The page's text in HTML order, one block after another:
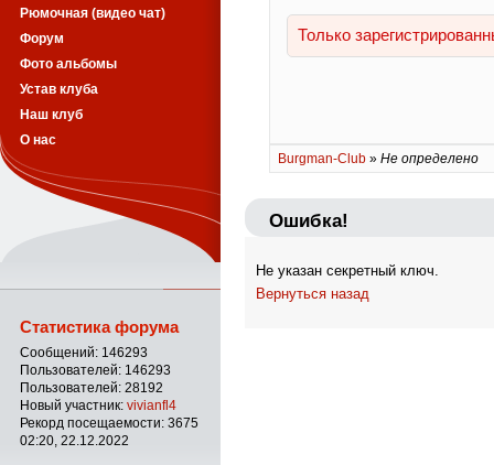
Burgman-Club » Не определено
Ошибка!
Не указан секретный ключ.
Вернуться назад
Рюмочная (видео чат)
Форум
Фото альбомы
Устав клуба
Наш клуб
О нас
Статистика форума
Сообщений: 146293
Пользователей: 146293
Пользователей: 28192
Новый участник: vivianfl4
Рекорд посещаемости: 3675
02:20, 22.12.2022